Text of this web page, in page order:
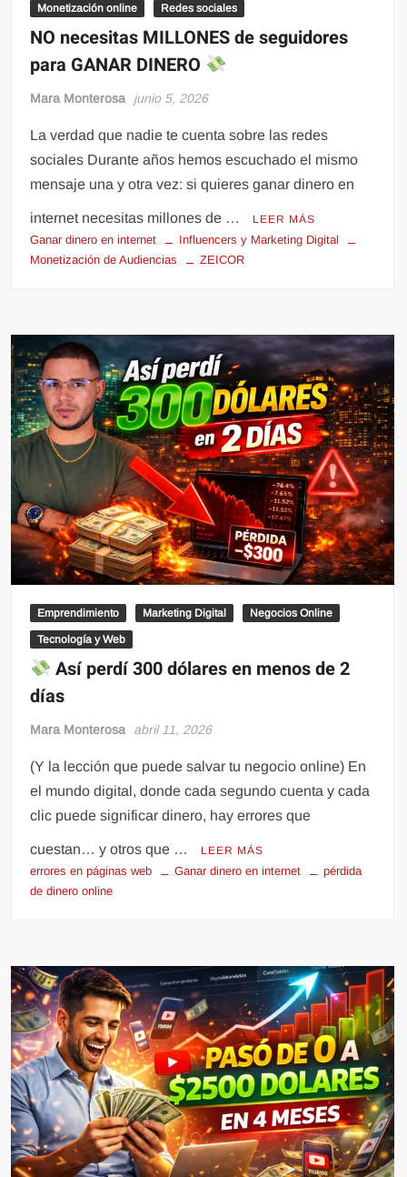
Monetización online Redes sociales
NO necesitas MILLONES de seguidores
para GANAR DINERO
Mara Monterosa junio 5, 2026
La verdad que nadie te cuenta sobre las redes
sociales Durante años hemos escuchado el mismo
mensaje una y otra vez: si quieres ganar dinero en
internet necesitas millones de … LEER MÁS
Ganar dinero en internet
Influencers y Marketing Digital
Monetización de Audiencias
ZEICOR
Emprendimiento Marketing Digital Negocios Online
Tecnología y Web
Así perdí 300 dólares en menos de 2
días
Mara Monterosa abril 11, 2026
(Y la lección que puede salvar tu negocio online) En
el mundo digital, donde cada segundo cuenta y cada
clic puede significar dinero, hay errores que
cuestan… y otros que … LEER MÁS
errores en páginas web Ganar dinero en internet
pérdida
de dinero online